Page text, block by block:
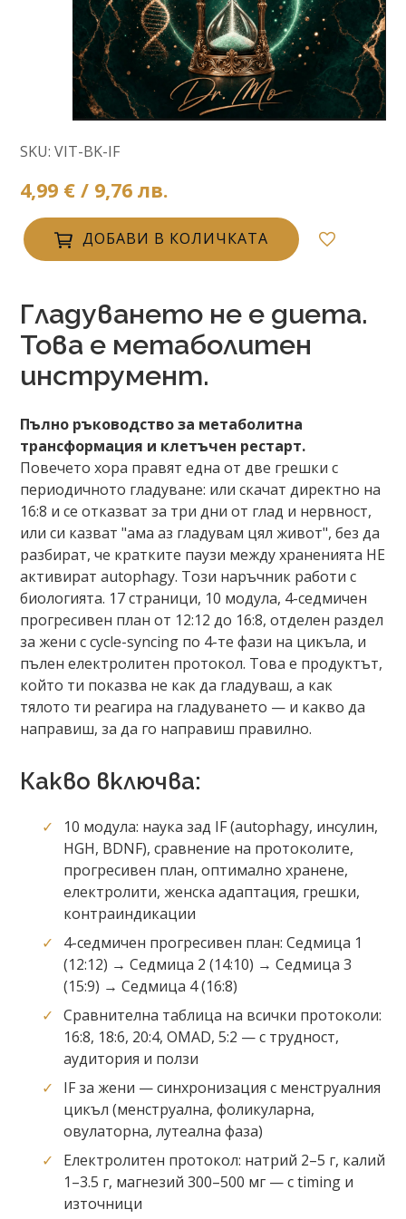
SKU: VIT-BK-IF
4,99 € / 9,76 лв.
ДОБАВИ В КОЛИЧКАТА
Гладуването не е диета.
Това е метаболитен
инструмент.
Пълно ръководство за метаболитна
трансформация и клетъчен рестарт.
Повечето хора правят една от две грешки с
периодичното гладуване: или скачат директно на
16:8 и се отказват за три дни от глад и нервност,
или си казват "ама аз гладувам цял живот", без да
разбират, че кратките паузи между храненията НЕ
активират autophagy. Този наръчник работи с
биологията. 17 страници, 10 модула, 4-седмичен
прогресивен план от 12:12 до 16:8, отделен раздел
за жени с cycle-syncing по 4-те фази на цикъла, и
пълен електролитен протокол. Това е продуктът,
който ти показва не как да гладуваш, а как
тялото ти реагира на гладуването — и какво да
направиш, за да го направиш правилно.
Какво включва:
10 модула: наука зад IF (autophagy, инсулин,
HGH, BDNF), сравнение на протоколите,
прогресивен план, оптимално хранене,
електролити, женска адаптация, грешки,
контраиндикации
4-седмичен прогресивен план: Седмица 1
(12:12) → Седмица 2 (14:10) → Седмица 3
(15:9) → Седмица 4 (16:8)
Сравнителна таблица на всички протоколи:
16:8, 18:6, 20:4, OMAD, 5:2 — с трудност,
аудитория и ползи
IF за жени — синхронизация с менструалния
цикъл (менструална, фоликуларна,
овулаторна, лутеална фаза)
Електролитен протокол: натрий 2–5 г, калий
1–3.5 г, магнезий 300–500 мг — с timing и
източници